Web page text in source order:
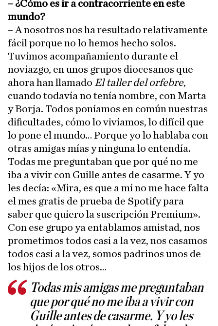
– ¿Cómo es ir a contracorriente en este
mundo?
– A nosotros nos ha resultado relativamente
fácil porque no lo hemos hecho solos.
Tuvimos acompañamiento durante el
noviazgo, en unos grupos diocesanos que
ahora han llamado El taller del orfebre,
cuando todavía no tenía nombre, con Marta
y Borja. Todos poníamos en común nuestras
dificultades, cómo lo vivíamos, lo difícil que
lo pone el mundo… Porque yo lo hablaba con
otras amigas mías y ninguna lo entendía.
Todas me preguntaban que por qué no me
iba a vivir con Guille antes de casarme. Y yo
les decía: «Mira, es que a mí no me hace falta
el mes gratis de prueba de Spotify para
saber que quiero la suscripción Premium».
Con ese grupo ya entablamos amistad, nos
prometimos todos casi a la vez, nos casamos
todos casi a la vez, somos padrinos unos de
los hijos de los otros…
Todas mis amigas me preguntaban
que por qué no me iba a vivir con
Guille antes de casarme. Y yo les